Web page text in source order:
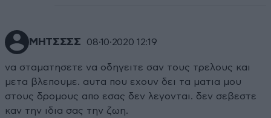
ΜΗΤΣΣΣΣ 08·10·2020 12:19
να σταματησετε να οδηγειτε σαν τους τρελους και
μετα βλεπουμε. αυτα που εχουν δει τα ματια μου
στους δρομους απο εσας δεν λεγονται. δεν σεβεστε
καν την ιδια σας την ζωη.